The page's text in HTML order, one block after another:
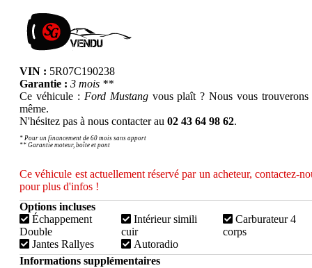
VIN : 5R07C190238
Garantie : 3 mois **
Ce véhicule : Ford Mustangvous plaît ? Nous vous trouverons
même.
N'hésitez pas à nous contacter au 02 43 64 98 62.
* Pour un financement de 60 mois sans apport
** Garantie moteur, boîte et pont
Ce véhicule est actuellement réservé par un acheteur, contactez-
pour plus d'infos !
Options incluses
Échappement
Double
Jantes Rallyes
Intérieur simili
cuir
Autoradio
Carburateur 4
corps
Informations supplémentaires